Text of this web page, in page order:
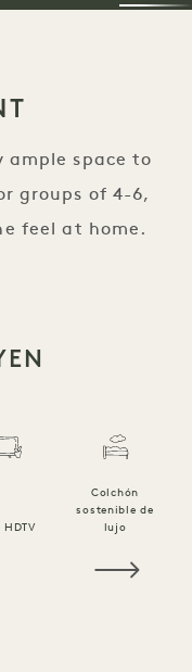
ample space to
groups of 4-6,
feel at home.
Colchón
sostenible de
lujo